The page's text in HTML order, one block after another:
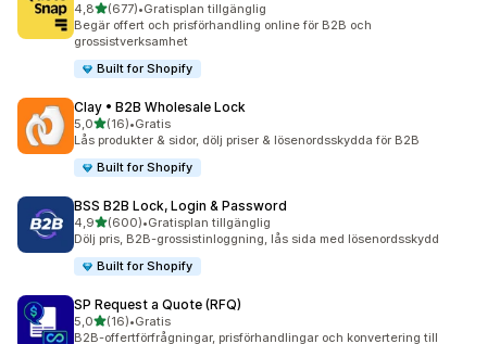
4,8av 5 stjärnor
(677)
677 recensioner totalt
•Gratisplan tillgänglig
Begär offert och prisförhandling online för B2B och
grossistverksamhet
Built for Shopify
Clay • B2B Wholesale Lock
5,0av 5 stjärnor
(16)
16 recensioner totalt
•Gratis
Lås produkter & sidor, dölj priser & lösenordsskydda för B2B
Built for Shopify
BSS B2B Lock, Login & Password
4,9av 5 stjärnor
(600)
600 recensioner totalt
•Gratisplan tillgänglig
Dölj pris, B2B-grossistinloggning, lås sida med lösenordsskydd
Built for Shopify
SP Request a Quote (RFQ)
5,0av 5 stjärnor
(16)
16 recensioner totalt
•Gratis
B2B-offertförfrågningar, prisförhandlingar och konvertering till